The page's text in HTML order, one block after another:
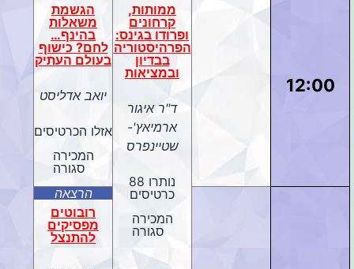
12:00
ממותות,
קרחונים
ופרודו בגינס:
הפרהיסטוריה
בבדיון
ובמציאות
ד"ר איגור
ארמיאץ'-
שטיינפרס
נותרו 88
כרטיסים
המכירה
סגורה
הגשמת
משאלות
בהינף…
לחם? כישוף
בעולם העתיק
יואב אדליסט
אזלו הכרטיסים
המכירה
סגורה
הרצאה
רובוטים
מפסיקים
להתנצל